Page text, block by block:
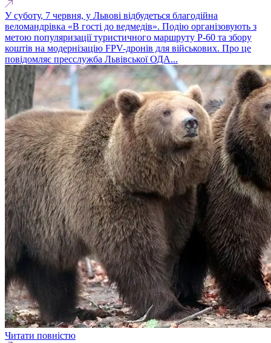
У суботу, 7 червня, у Львові відбудеться благодійна
веломандрівка «В гості до ведмедів». Подію організовують з
метою популяризації туристичного маршруту Р-60 та збору
коштів на модернізацію FPV-дронів для військових. Про це
повідомляє пресслужба Львівської ОДА...
Читати повністю